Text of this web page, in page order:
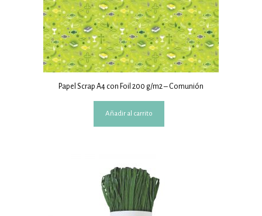
Papel Scrap A4 con Foil 200 g/m2 – Comunión
Añadir al carrito